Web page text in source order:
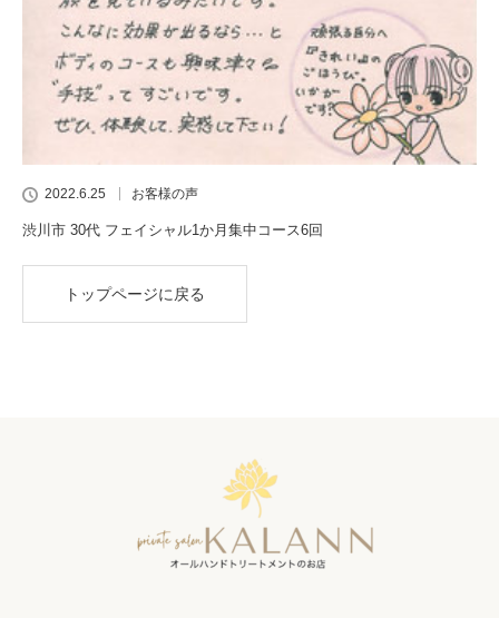
2022.6.25 お客様の声
渋川市 30代 フェイシャル1か月集中コース6回
トップページに戻る